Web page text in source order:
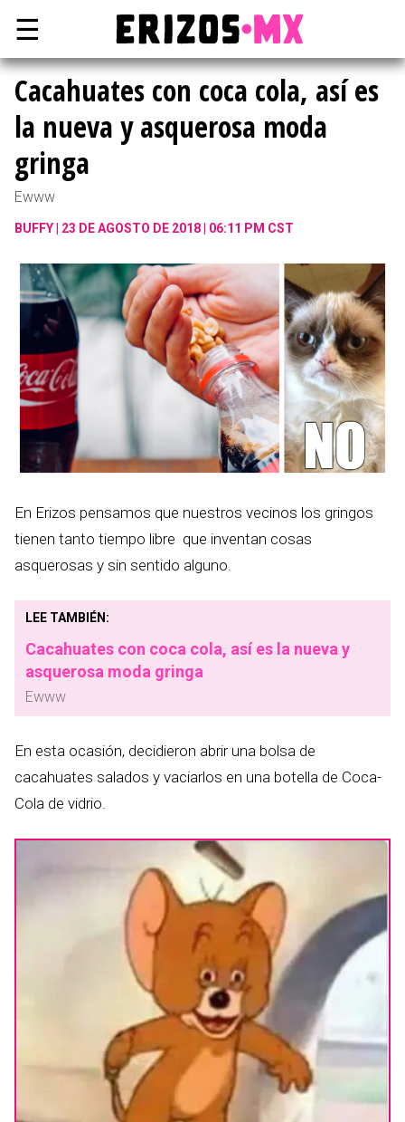
☰
Cacahuates con coca cola, así es
la nueva y asquerosa moda
gringa
Ewww
BUFFY 23 DE AGOSTO DE 2018 | 06:11 PM CST
En Erizos pensamos que nuestros vecinos los gringos
tienen tanto tiempo libre que inventan cosas
asquerosas y sin sentido alguno.
LEE TAMBIÉN:
Cacahuates con coca cola, así es la nueva y
asquerosa moda gringa
Ewww
En esta ocasión, decidieron abrir una bolsa de
cacahuates salados y vaciarlos en una botella de Coca-
Cola de vidrio.